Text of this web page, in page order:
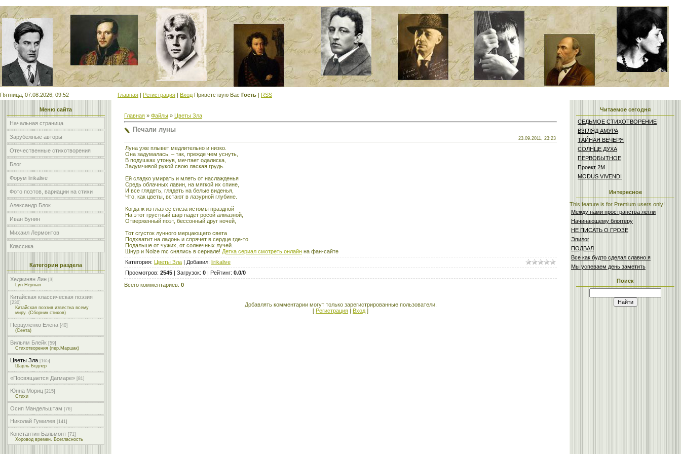
Пятница, 07.08.2026, 09:52 Главная | Регистрация | Вход Приветствую Вас Гость | RSS
Меню сайта
Начальная страница
Зарубежные авторы
Отечественные стихотворения
Блог
Форум lirikalive
Фото поэтов, вариации на стихи
Александр Блок
Иван Бунин
Михаил Лермонтов
Классика
Категории раздела
Хеджинян Лин [3]
Lyn Hejinian
Китайская классическая поэзия
[230]
Китайская поэзия известна всему
миру. (Сборник стихов)
Перцуленко Елена [40]
(Сента)
Вильям Блейк [59]
Стихотворения (пер.Маршак)
Цветы Зла [165]
Шарль Бодлер
«Посвящается Дагмаре» [81]
Юнна Мориц [215]
Стихи
Осип Мандельштам [76]
Николай Гумилев [141]
Константин Бальмонт [71]
Хоровод времен. Всегласность
Главная » Файлы » Цветы Зла
Печали луны
23.09.2011, 23:23
Луна уже плывет медлительно и низко.
Она задумалась, – так, прежде чем уснуть,
В подушках утонув, мечтает одалиска,
Задумчивой рукой свою лаская грудь.
Ей сладко умирать и млеть от наслажденья
Средь облачных лавин, на мягкой их спине,
И все глядеть, глядеть на белые виденья,
Что, как цветы, встают в лазурной глубине.
Когда ж из глаз ее слеза истомы праздной
На этот грустный шар падет росой алмазной,
Отверженный поэт, бессонный друг ночей,
Тот сгусток лунного мерцающего света
Подхватит на ладонь и спрячет в сердце где-то
Подальше от чужих, от солнечных лучей.
Шнур и Noize mc снялись в сериале! Детка сериал смотреть онлайн на фан-сайте
Категория: Цветы Зла | Добавил: lirikalive
Просмотров: 2545 | Загрузок: 0 | Рейтинг: 0.0/0
Всего комментариев: 0
Добавлять комментарии могут только зарегистрированные пользователи.
[ Регистрация | Вход ]
Читаемое сегодня
СЕДЬМОЕ СТИХОТВОРЕНИЕ
ВЗГЛЯД АМУРА
ТАЙНАЯ ВЕЧЕРЯ
СОЛНЦЕ ДУХА
ПЕРВОБЫТНОЕ
Проект 2М
MODUS VIVENDI
Интересное
This feature is for Premium users only!
Между нами пространства легли
Начинающему блоггеру
НЕ ПИСАТЬ О ГРОЗЕ
Эпилог
ПОДВАЛ
Все как будто сделал славно я
Мы успеваем день заметить
Поиск